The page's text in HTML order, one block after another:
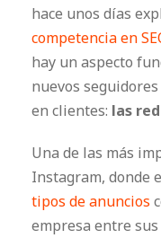
hace unos días
competencia en
hay un aspecto
nuevos
en clientes: las
Una de las más
Instagram, donde
tipos de anuncios
empresa entre